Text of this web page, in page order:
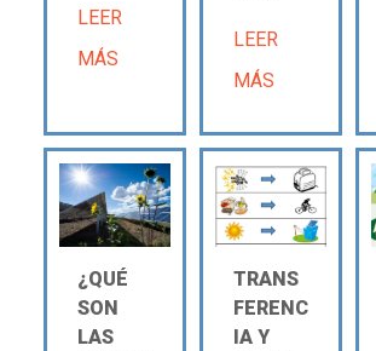
LEER
MÁS
LEER
MÁS
¿QUÉ
SON
LAS
TRANS
FERENC
IA Y